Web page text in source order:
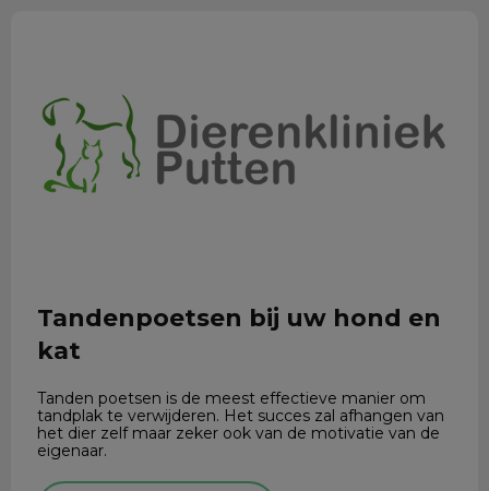
Tandenpoetsen bij uw hond en
kat
Tanden poetsen is de meest effectieve manier om
tandplak te verwijderen. Het succes zal afhangen van
het dier zelf maar zeker ook van de motivatie van de
eigenaar.